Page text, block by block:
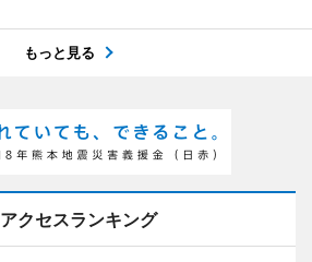
もっと見る
アクセスランキング